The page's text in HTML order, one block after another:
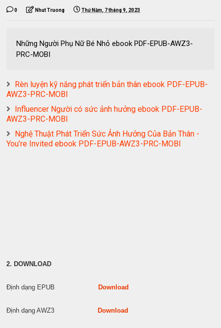
0 Nhut Truong Thứ Năm, 7 tháng 9, 2023
Những Người Phụ Nữ Bé Nhỏ ebook PDF-EPUB-AWZ3-
PRC-MOBI
Rèn luyện kỹ năng phát triển bản thân ebook PDF-EPUB-
AWZ3-PRC-MOBI
Influencer Người có sức ảnh hưởng ebook PDF-EPUB-
AWZ3-PRC-MOBI
Nghệ Thuật Phát Triển Sức Ảnh Hưởng Của Bản Thân -
You’re Invited ebook PDF-EPUB-AWZ3-PRC-MOBI
2. DOWNLOAD
Định dạng EPUB Download
Định dạng AWZ3 Download